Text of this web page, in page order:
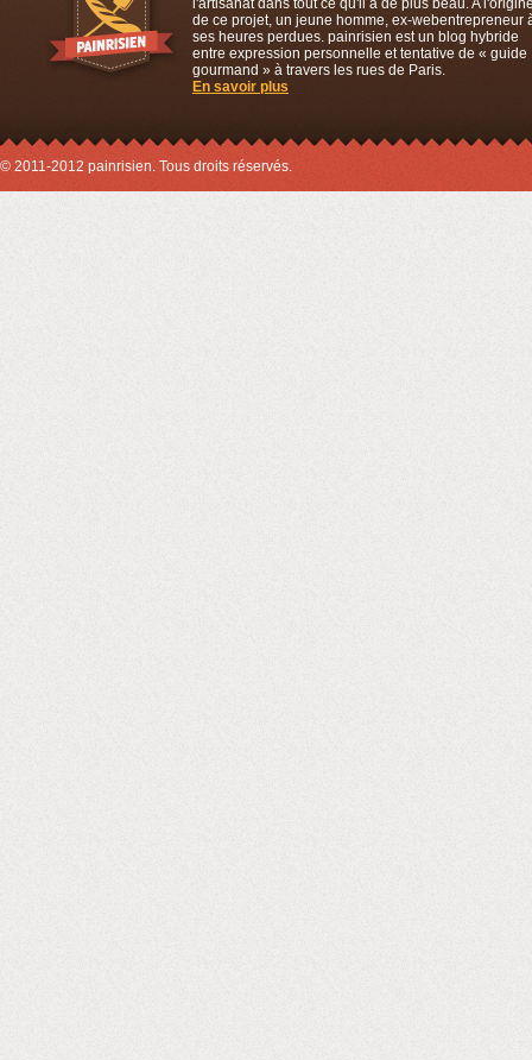
l'artisanat dans tout ce qu'il a de plus beau. A
de ce projet, un jeune homme, ex-webentrepreneur
ses heures perdues. painrisien est un blog hybride
entre expression personnelle et tentative de « guide
gourmand » à travers les rues de Paris.
En savoir plus
© 2011-2012 painrisien. Tous droits réservés.